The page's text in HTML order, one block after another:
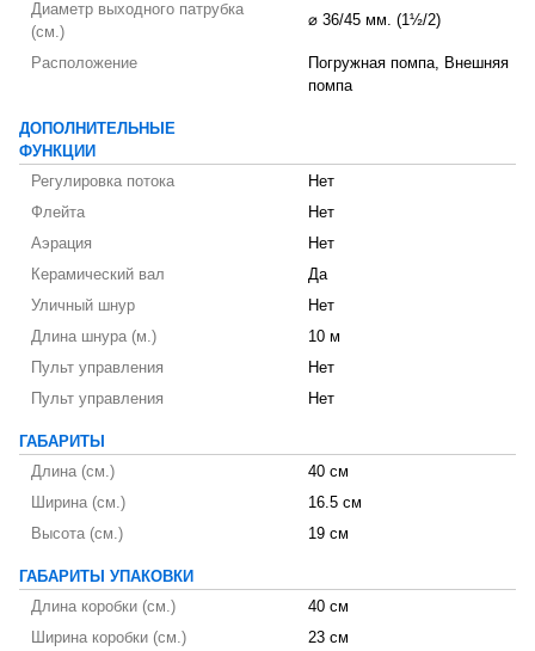
Диаметр выходного патрубка
(см.)
⌀ 36/45 мм. (1½/2)
Расположение
Погружная помпа, Внешняя
помпа
ДОПОЛНИТЕЛЬНЫЕ
ФУНКЦИИ
Регулировка потока
Нет
Флейта
Нет
Аэрация
Нет
Керамический вал
Да
Уличный шнур
Нет
Длина шнура (м.)
10 м
Пульт управления
Нет
Пульт управления
Нет
ГАБАРИТЫ
Длина (см.)
40 см
Ширина (см.)
16.5 см
Высота (см.)
19 см
ГАБАРИТЫ УПАКОВКИ
Длина коробки (см.)
40 см
Ширина коробки (см.)
23 см